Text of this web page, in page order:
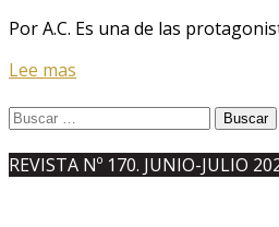
Por A.C. Es una de las
Lee mas
Buscar:
REVISTA Nº 170. JUNIO-JULIO